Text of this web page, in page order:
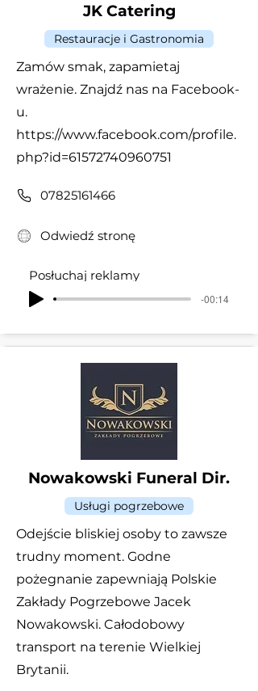
JK Catering
Restauracje i Gastronomia
Zamów smak, zapamietaj
wrażenie. Znajdź nas na Facebook-
u.
https://www.facebook.com/profile.
php?id=61572740960751
07825161466
Odwiedź stronę
Posłuchaj reklamy
-00:14
Nowakowski Funeral Dir.
Usługi pogrzebowe
Odejście bliskiej osoby to zawsze
trudny moment. Godne
pożegnanie zapewniają Polskie
Zakłady Pogrzebowe Jacek
Nowakowski. Całodobowy
transport na terenie Wielkiej
Brytanii.